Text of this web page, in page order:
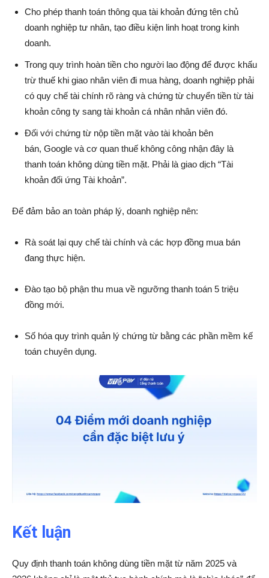
Cho phép thanh toán thông qua tài khoản đứng tên chủ
doanh nghiệp tư nhân, tạo điều kiện linh hoạt trong kinh
doanh.
Trong quy trình hoàn tiền cho người lao động để được khấu
trừ thuế khi giao nhân viên đi mua hàng, doanh nghiệp phải
có quy chế tài chính rõ ràng và chứng từ chuyển tiền từ tài
khoản công ty sang tài khoản cá nhân nhân viên đó.
Đối với chứng từ nộp tiền mặt vào tài khoản bên
bán, Google và cơ quan thuế không công nhận đây là
thanh toán không dùng tiền mặt. Phải là giao dịch “Tài
khoản đối ứng Tài khoản”.
Để đảm bảo an toàn pháp lý, doanh nghiệp nên:
Rà soát lại quy chế tài chính và các hợp đồng mua bán
đang thực hiện.
Đào tạo bộ phận thu mua về ngưỡng thanh toán 5 triệu
đồng mới.
Số hóa quy trình quản lý chứng từ bằng các phần mềm kế
toán chuyên dụng.
Kết luận
Quy định thanh toán không dùng tiền mặt từ năm 2025 và